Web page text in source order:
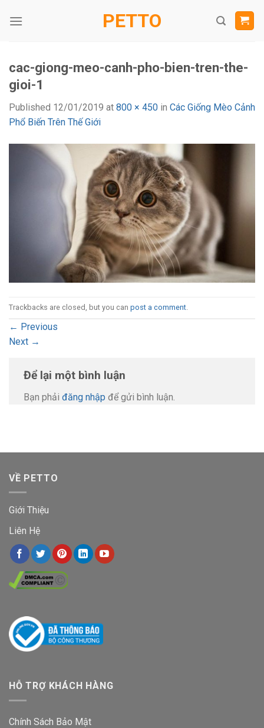
PETTO
cac-giong-meo-canh-pho-bien-tren-the-
gioi-1
Published 12/01/2019 at 800 × 450 in Các Giống Mèo Cảnh
Phổ Biến Trên Thế Giới
Trackbacks are closed, but you can post a comment
← Previous
Next →
Để lại một bình luận
Bạn phải đăng nhập để gửi bình luận.
VỀ PETTO
Giới Thiệu
Liên Hệ
HỖ TRỢ KHÁCH HÀNG
Chính Sách Bảo Mật